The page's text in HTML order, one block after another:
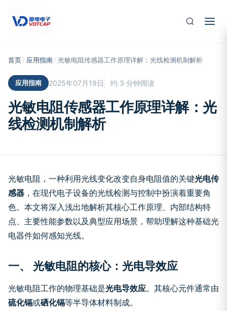
首页 / 应用指南 / 光敏电阻传感器工作原理详解：光线检测机制解析
应用指南 2025年07月19日 约 3 分钟阅读
光敏电阻传感器工作原理详解：光
线检测机制解析
光敏电阻，一种利用光线变化改变自身电阻值的关键光电传
感器 ，在现代电子设备的光线检测与控制中扮演着重要角
色。本文将深入浅出地解析其核心工作原理、内部结构特
点、主要性能参数以及典型应用场景，帮助理解这种基础光
电器件如何感知光线。
一、 光敏电阻的核心：光电导效应
光敏电阻工作的物理基础是光电导效应。其核心元件通常由
硫化镉或硒化镉等半导体材料制成。